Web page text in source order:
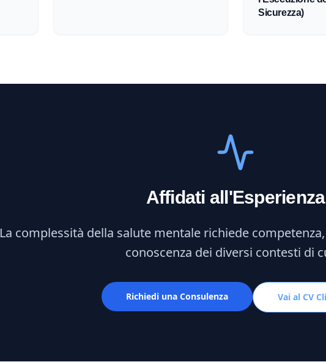
Sicurezza)
Affidati all'Esperienza
La complessità della salute mentale richiede
conoscenza dei diversi contesti di
Richiedi una Consulenza Vai al CV